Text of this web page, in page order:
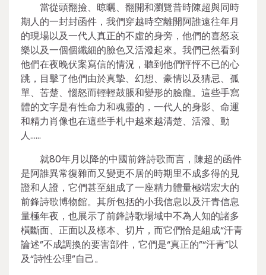
當從頭翻撿、晾曬、翻開和瀏覽昔時陳超與同時
期人的一封封函件，我們穿越時空離開阿誰遠往年月
的現場以及一代人真正的不虛的身旁，他們的喜怒哀
樂以及一個個纖細的臉色又活潑起來。我們已然看到
他們在夜晚伏案寫信的情況，聽到他們怦怦不已的心
跳，目擊了他們由於真摯、幻想、豪情以及猜忌、孤
單、苦楚、惱怒而輕輕鼓脹和變形的臉龐。這些手寫
體的文字是有性命力和魂靈的，一代人的身影、命運
和精力肖像也在這些手札中越來越清楚、活潑、動
人……
就80年月以降的中國前鋒詩歌而言，陳超的函件
是阿誰異常復雜而又變更不居的時期里不成多得的見
證和人證，它們甚至組成了一座精力體量極端宏大的
前鋒詩歌博物館。其所包括的小我信息以及汗青信息
量極年夜，也展示了前鋒詩歌場域中不為人知的諸多
橫斷面、正面以及樣本、切片，而它們恰是組成“汗青
論述”不成調換的要害部件，它們是“真正的”“汗青”以
及“詩性公理”自己。